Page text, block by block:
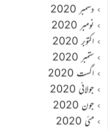
دسمبر 2020
نومبر 2020
اکتوبر 2020
ستمبر 2020
اگست 2020
جولائی 2020
جون 2020
مئی 2020